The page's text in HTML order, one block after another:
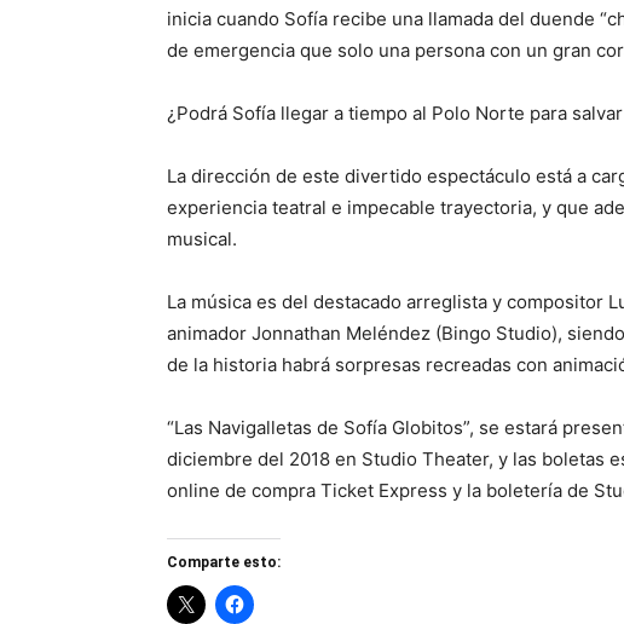
inicia cuando Sofía recibe una llamada del duende
de emergencia que solo una persona con un gran
¿Podrá Sofía llegar a tiempo al Polo Norte para
La dirección de este divertido espectáculo está a
experiencia teatral e impecable trayectoria, y que
musical.
La música es del destacado arreglista y compositor
animador Jonnathan Meléndez (Bingo Studio),
de la historia habrá sorpresas recreadas con
“Las Navigalletas de Sofía Globitos”, se estará
diciembre del 2018 en Studio Theater, y las boletas
online de compra Ticket Express y la boletería de
Comparte esto: